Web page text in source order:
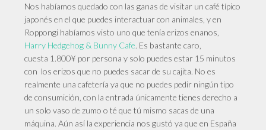
Nos habíamos quedado con las ganas de visitar un café típico
japonés en el que puedes interactuar con animales, y en
Roppongi habíamos visto uno que tenía erizos enanos,
Harry Hedgehog & Bunny Cafe. Es bastante caro,
cuesta 1.800¥ por persona y solo puedes estar 15 minutos
con los erizos que no puedes sacar de su cajita. No es
realmente una cafetería ya que no puedes pedir ningún tipo
de consumición, con la entrada únicamente tienes derecho a
un solo vaso de zumo o té que tú mismo sacas de una
máquina. Aún así la experiencia nos gustó ya que en España